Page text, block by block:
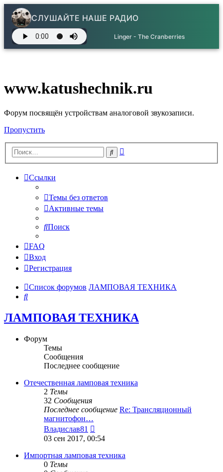
СЛУШАЙТЕ НАШЕ РАДИО
Linger - The Cranberries
www.katushechnik.ru
Форум посвящён устройствам аналоговой звукозаписи.
Пропустить
Поиск
Ссылки
Темы без ответов
Активные темы
Поиск
FAQ
Вход
Регистрация
Список форумов ЛАМПОВАЯ ТЕХНИКА
Поиск
ЛАМПОВАЯ ТЕХНИКА
Форум
Темы
Сообщения
Последнее сообщение
Отечественная ламповая техника
2 Темы
32 Сообщения
Последнее сообщение Re: Трансляционный
магнитофон…
Владислав81
к
сообщению
03 сен 2017, 00:54
Импортная ламповая техника
0 Темы